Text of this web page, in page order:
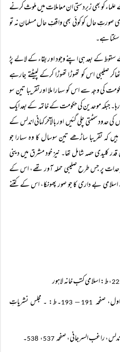
کو بھی زبردستی ان معاملات میں ملوث کرنے
حال کو کوئی بھی واقفِ حال مسلمان نہ تو
سکتا ہے۔
کے بعد ہی اپنے وجود اور بقاء کے لالے پڑ
صلیبی اس کو تھوڑا تھوڑا کرکے لپیٹتے جارہے
کی وجہ سے اس کو سہارا ملا اورتقریبا تین سو
جبکہ موحدین کی حکومت کے خاتمہ کے بعد ایک
کی حدود سمٹتی چلی گئیں اور بالآخر کہانی اندلس کے
کہ تقریبا ساڑھے تین سوسال کا وہ سہارا جو
کلیدی حصہ شامل تھا۔ نیز خود مشرق میں دینی
پر جس طرح صلیبی حملہ آور تھے، اس کے
بے داری کا جو صور پھونکا، اس کے کتنے
، ط: اسلامی کتب خانہ لاہور
–
193
۔ ط: ۔ مجلس نشریاتِ
، ۔